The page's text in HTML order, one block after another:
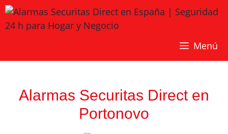
Saltar
al
contenido
Menú
Alarmas Securitas Direct en
Portonovo